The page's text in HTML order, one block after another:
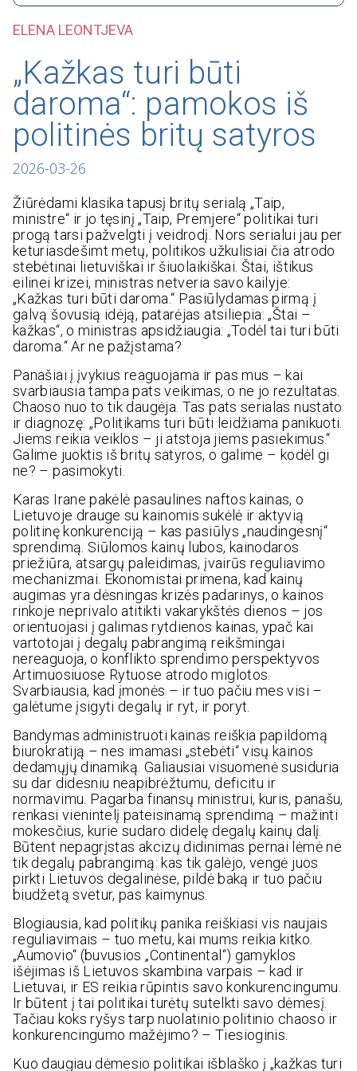
ELENA LEONTJEVA
„Kažkas turi būti
daroma“: pamokos iš
politinės britų satyros
2026-03-26
Žiūrėdami klasika tapusį britų serialą „Taip,
ministre“ ir jo tęsinį „Taip, Premjere“ politikai turi
progą tarsi pažvelgti į veidrodį. Nors serialui jau per
keturiasdešimt metų, politikos užkulisiai čia atrodo
stebėtinai lietuviškai ir šiuolaikiškai. Štai, ištikus
eilinei krizei, ministras netveria savo kailyje:
„Kažkas turi būti daroma.“ Pasiūlydamas pirmą į
galvą šovusią idėją, patarėjas atsiliepia: „Štai –
kažkas“, o ministras apsidžiaugia: „Todėl tai turi būti
daroma.“ Ar ne pažįstama?
Panašiai į įvykius reaguojama ir pas mus – kai
svarbiausia tampa pats veikimas, o ne jo rezultatas.
Chaoso nuo to tik daugėja. Tas pats serialas nustato
ir diagnozę: „Politikams turi būti leidžiama panikuoti.
Jiems reikia veiklos – ji atstoja jiems pasiekimus.“
Galime juoktis iš britų satyros, o galime – kodėl gi
ne? – pasimokyti.
Karas Irane pakėlė pasaulines naftos kainas, o
Lietuvoje drauge su kainomis sukėlė ir aktyvią
politinę konkurenciją – kas pasiūlys „naudingesnį“
sprendimą. Siūlomos kainų lubos, kainodaros
priežiūra, atsargų paleidimas, įvairūs reguliavimo
mechanizmai. Ekonomistai primena, kad kainų
augimas yra dėsningas krizės padarinys, o kainos
rinkoje neprivalo atitikti vakarykštės dienos – jos
orientuojasi į galimas rytdienos kainas, ypač kai
vartotojai į degalų pabrangimą reikšmingai
nereaguoja, o konflikto sprendimo perspektyvos
Artimuosiuose Rytuose atrodo miglotos.
Svarbiausia, kad įmonės – ir tuo pačiu mes visi –
galėtume įsigyti degalų ir ryt, ir poryt.
Bandymas administruoti kainas reiškia papildomą
biurokratiją – nes imamasi „stebėti“ visų kainos
dedamųjų dinamiką. Galiausiai visuomenė susiduria
su dar didesniu neapibrėžtumu, deficitu ir
normavimu. Pagarba finansų ministrui, kuris, panašu,
renkasi vienintelį pateisinamą sprendimą – mažinti
mokesčius, kurie sudaro didelę degalų kainų dalį.
Būtent nepagrįstas akcizų didinimas pernai lėmė ne
tik degalų pabrangimą: kas tik galėjo, vengė juos
pirkti Lietuvos degalinėse, pildė baką ir tuo pačiu
biudžetą svetur, pas kaimynus.
Blogiausia, kad politikų panika reiškiasi vis naujais
reguliavimais – tuo metu, kai mums reikia kitko.
„Aumovio“ (buvusios „Continental“) gamyklos
išėjimas iš Lietuvos skambina varpais – kad ir
Lietuvai, ir ES reikia rūpintis savo konkurencingumu.
Ir būtent į tai politikai turėtų sutelkti savo dėmesį.
Tačiau koks ryšys tarp nuolatinio politinio chaoso ir
konkurencingumo mažėjimo? – Tiesioginis.
Kuo daugiau dėmesio politikai išblaško į „kažkas turi